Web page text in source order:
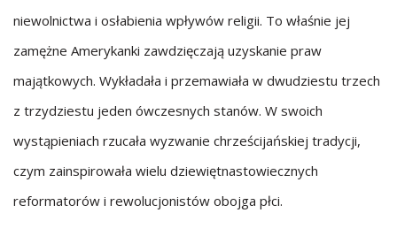
niewolnictwa i osłabienia wpływów religii. To właśnie jej
zamężne Amerykanki zawdzięczają uzyskanie praw
majątkowych. Wykładała i przemawiała w dwudziestu trzech
z trzydziestu jeden ówczesnych stanów. W swoich
wystąpieniach rzucała wyzwanie chrześcijańskiej tradycji,
czym zainspirowała wielu dziewiętnastowiecznych
reformatorów i rewolucjonistów obojga płci.